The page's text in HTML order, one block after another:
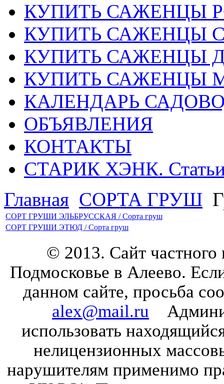
КУПИТЬ САЖЕНЦЫ
КУПИТЬ САЖЕНЦЫ
КУПИТЬ САЖЕНЦЫ
КУПИТЬ САЖЕНЦЫ
КАЛЕНДАРЬ
ОБЪЯВЛЕНИЯ
КОНТАКТЫ
СТАРИК ХЭНК.
Главная СОРТА ГРУШ
СОРТ ГРУШИ ЭЛЬБРУССКАЯ / Сорта груш
СОРТ ГРУШИ ЭТЮД / Сорта груш
© 2013. Сайт частного
Подмосковье в Алеево.
данном сайте, просьба
alex@mail.ru
использовать
нелицензионных
нарушителям применимо